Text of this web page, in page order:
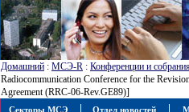
Домашний : МСЭ-R : Конференции и
Radiocommunication Conference for the
Agreement (RRC-06-Rev.GE89)]
Секторы МСЭ Отдел новостей